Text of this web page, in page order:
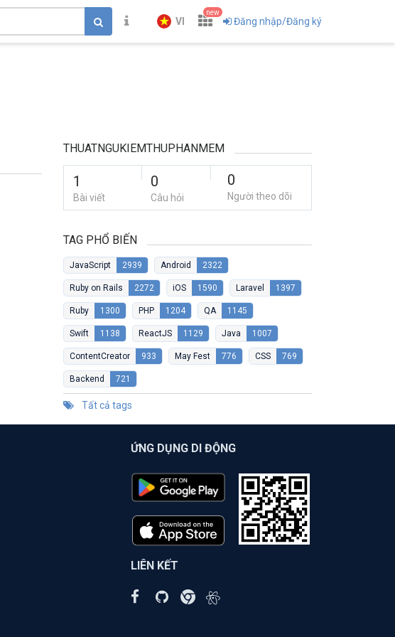
VI
new
Đăng nhập/Đăng ký
THUATNGUKIEMTHUPHANMEM
1
Bài viết
0
Câu hỏi
0
Người theo dõi
TAG PHỔ BIẾN
JavaScript 2939 Android 2322
Ruby on Rails 2272 iOS 1590 Laravel 1397
Ruby 1300 PHP 1204 QA 1145
Swift 1138 ReactJS 1129 Java 1007
ContentCreator 933 May Fest 776 CSS 769
Backend 721
Tất cả tags
ỨNG DỤNG DI ĐỘNG
LIÊN KẾT